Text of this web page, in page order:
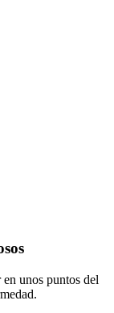
unos puntos del